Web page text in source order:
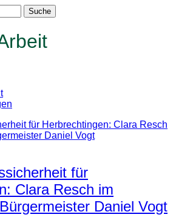
für
Clara Resch im
Daniel Vogt